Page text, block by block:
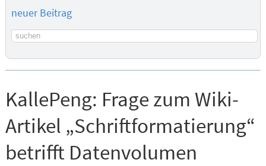
neuer Beitrag
Suchbegriff
KallePeng: Frage zum Wiki-
Artikel „Schriftformatierung“
betrifft Datenvolumen